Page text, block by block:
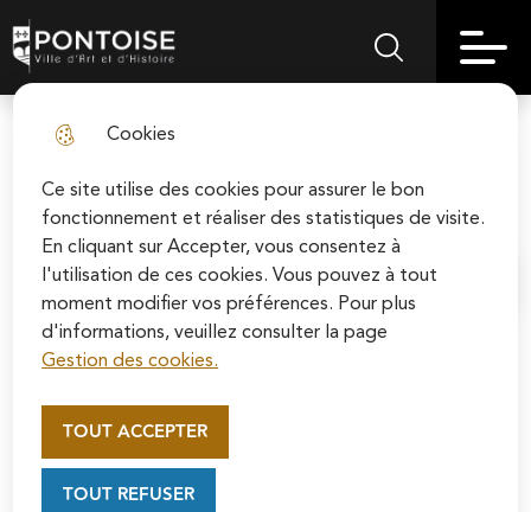
Cookies
Ce site utilise des cookies pour assurer le bon
fonctionnement et réaliser des statistiques de visite.
En cliquant sur Accepter, vous consentez à
l'utilisation de ces cookies. Vous pouvez à tout
moment modifier vos préférences. Pour plus
d'informations, veuillez consulter la page
Gestion des cookies.
TOUT ACCEPTER
TOUT REFUSER
to
menu
Skip to
search
Skip to
site map
Soutenez la rénovation de la cathédrale Saint-
Maclou en vous connectant sur le site de la
Pontoise | Ville d'art et d'histoireMenu principalRechercher sur
- juillet 2021
Nous n’héritons pas de la Terre de nos ancêtres,
nous l’empruntons à nos enfants…